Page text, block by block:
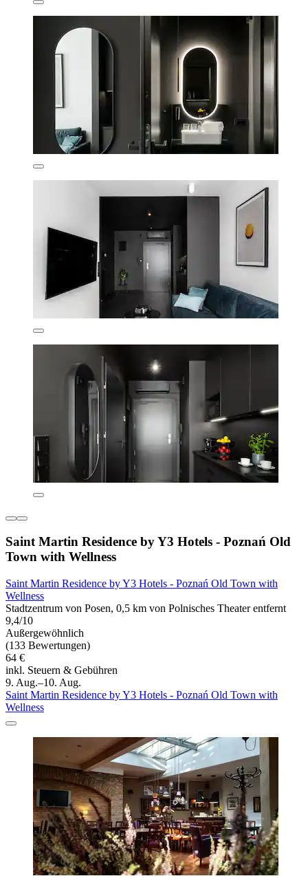
Saint Martin Residence by Y3 Hotels - Poznań Old
Town with Wellness
Saint Martin Residence by Y3 Hotels - Poznań Old Town with
Wellness
Stadtzentrum von Posen, 0,5 km von Polnisches Theater entfernt
9,4/10
Außergewöhnlich
(133 Bewertungen)
64 €
inkl. Steuern & Gebühren
9. Aug.–10. Aug.
Saint Martin Residence by Y3 Hotels - Poznań Old Town with
Wellness